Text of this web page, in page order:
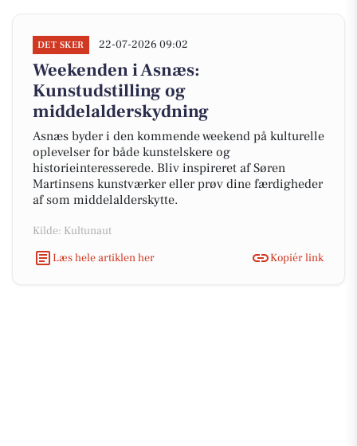
DET SKER 22-07-2026 09:02
Weekenden i Asnæs:
Kunstudstilling og
middelalderskydning
Asnæs byder i den kommende weekend på kulturelle
oplevelser for både kunstelskere og
historieinteresserede. Bliv inspireret af Søren
Martinsens kunstværker eller prøv dine færdigheder
af som middelalderskytte.
Kilde: Kultunaut
Læs hele artiklen her
Kopiér link